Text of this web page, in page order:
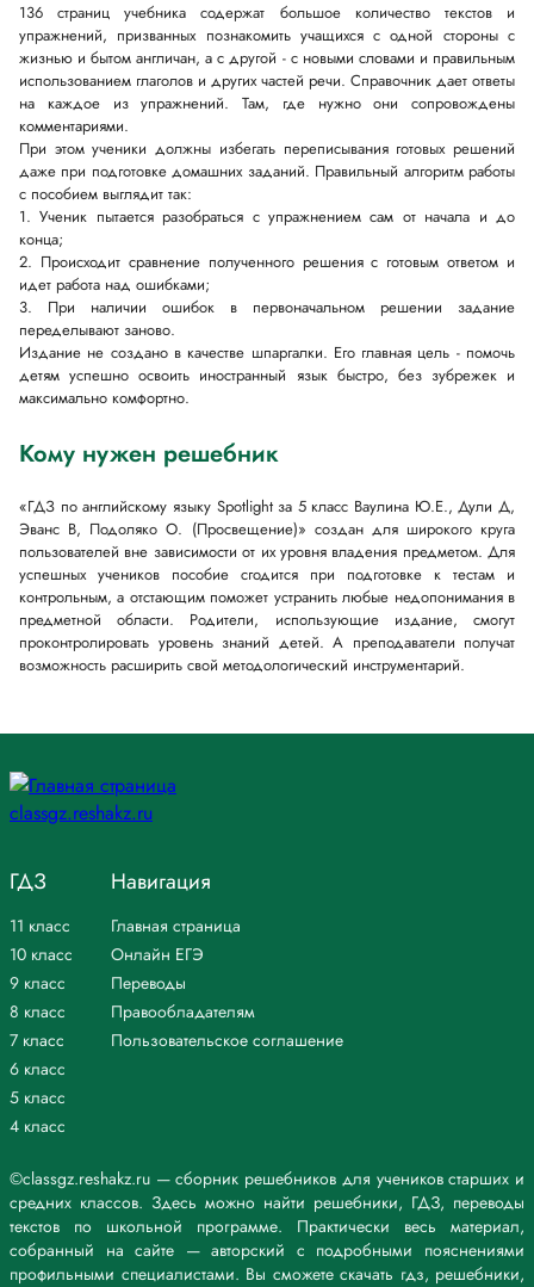
136 страниц учебника содержат большое количество текстов и
упражнений, призванных познакомить учащихся с одной стороны с
жизнью и бытом англичан, а с другой - с новыми словами и правильным
использованием глаголов и других частей речи. Справочник дает ответы
на каждое из упражнений. Там, где нужно они сопровождены
комментариями.
При этом ученики должны избегать переписывания готовых решений
даже при подготовке домашних заданий. Правильный алгоритм работы
с пособием выглядит так:
1. Ученик пытается разобраться с упражнением сам от начала и до
конца;
2. Происходит сравнение полученного решения с готовым ответом и
идет работа над ошибками;
3. При наличии ошибок в первоначальном решении задание
переделывают заново.
Издание не создано в качестве шпаргалки. Его главная цель - помочь
детям успешно освоить иностранный язык быстро, без зубрежек и
максимально комфортно.
Кому нужен решебник
«ГДЗ по английскому языку Spotlight за 5 класс Ваулина Ю.Е., Дули Д,
Эванс В, Подоляко О. (Просвещение)» создан для широкого круга
пользователей вне зависимости от их уровня владения предметом. Для
успешных учеников пособие сгодится при подготовке к тестам и
контрольным, а отстающим поможет устранить любые недопонимания в
предметной области. Родители, использующие издание, смогут
проконтролировать уровень знаний детей. А преподаватели получат
возможность расширить свой методологический инструментарий.
©classgz.reshakz.ru — сборник решебников для учеников старших и
средних классов. Здесь можно найти решебники, ГДЗ, переводы
текстов по школьной программе. Практически весь материал,
собранный на сайте — авторский с подробными пояснениями
профильными специалистами. Вы сможете скачать гдз, решебники,
ГДЗ
11 класс
10 класс
9 класс
8 класс
7 класс
6 класс
5 класс
4 класс
Навигация
Главная страница
Онлайн ЕГЭ
Переводы
Правообладателям
Пользовательское соглашение